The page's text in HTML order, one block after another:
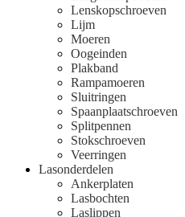
Lenskopschroeven
Lijm
Moeren
Oogeinden
Plakband
Rampamoeren
Sluitringen
Spaanplaatschroeven
Splitpennen
Stokschroeven
Veerringen
Lasonderdelen
Ankerplaten
Lasbochten
Laslippen